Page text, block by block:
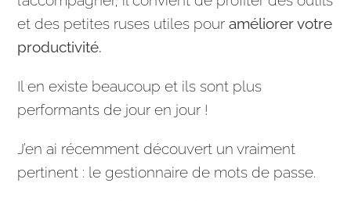
et des petites ruses utiles pouraméliorer votre
productivité.
Il en existe beaucoup et ils sont plus
performants de jour en jour !
J’en ai récemment découvert un vraiment
pertinent : le gestionnaire de mots de passe.